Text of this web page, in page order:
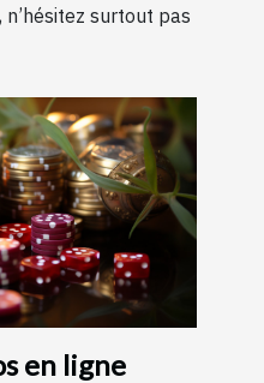
surtout pas
en ligne